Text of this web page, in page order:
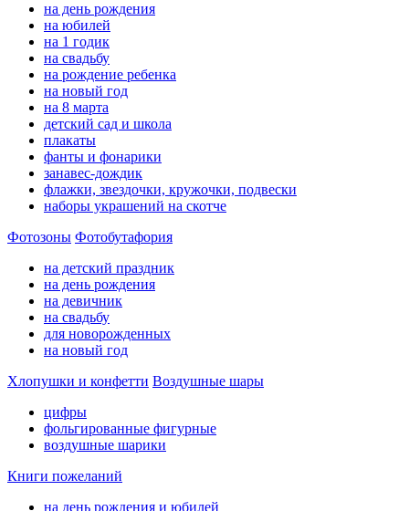
на день рождения
на юбилей
на 1 годик
на свадьбу
на рождение ребенка
на новый год
на 8 марта
детский сад и школа
плакаты
фанты и фонарики
занавес-дождик
флажки, звездочки, кружочки, подвески
наборы украшений на скотче
Фотозоны Фотобутафория
на детский праздник
на день рождения
на девичник
на свадьбу
для новорожденных
на новый год
Хлопушки и конфетти Воздушные шары
цифры
фольгированные фигурные
воздушные шарики
Книги пожеланий
на день рождения и юбилей